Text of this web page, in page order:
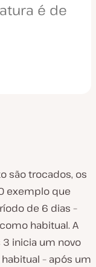
é de
são trocados, os
exemplo que
de 6 dias –
habitual. A
3 inicia um novo
– após um